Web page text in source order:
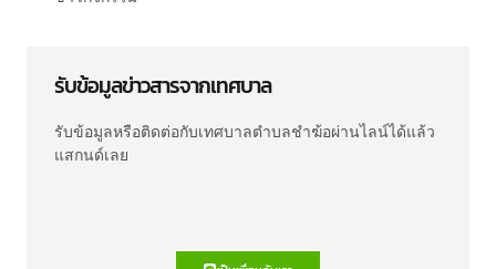
รับข้อมูลข่าวสารจากเทศบาล
รับข้อมูลหรือติดต่อกับเทศบาลตำบลชำฆ้อผ่านไลน์ได้แล้ว
แสกนด์เลย